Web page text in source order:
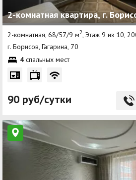
2-комнатная квартира, г.
2-комнатная, 68/57/9 м2, Этаж 9 из 10,
г. Борисов, Гагарина, 70
4 спальных мест
90 руб/сутки